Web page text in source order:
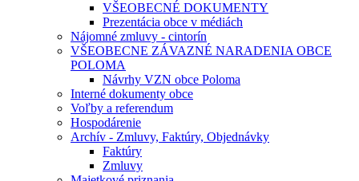
VŠEOBECNÉ DOKUMENTY
Prezentácia obce v médiách
Nájomné zmluvy - cintorín
VŠEOBECNE ZÁVAZNÉ NARADENIA OBCE
POLOMA
Návrhy VZN obce Poloma
Interné dokumenty obce
Voľby a referendum
Hospodárenie
Archív - Zmluvy, Faktúry, Objednávky
Faktúry
Zmluvy